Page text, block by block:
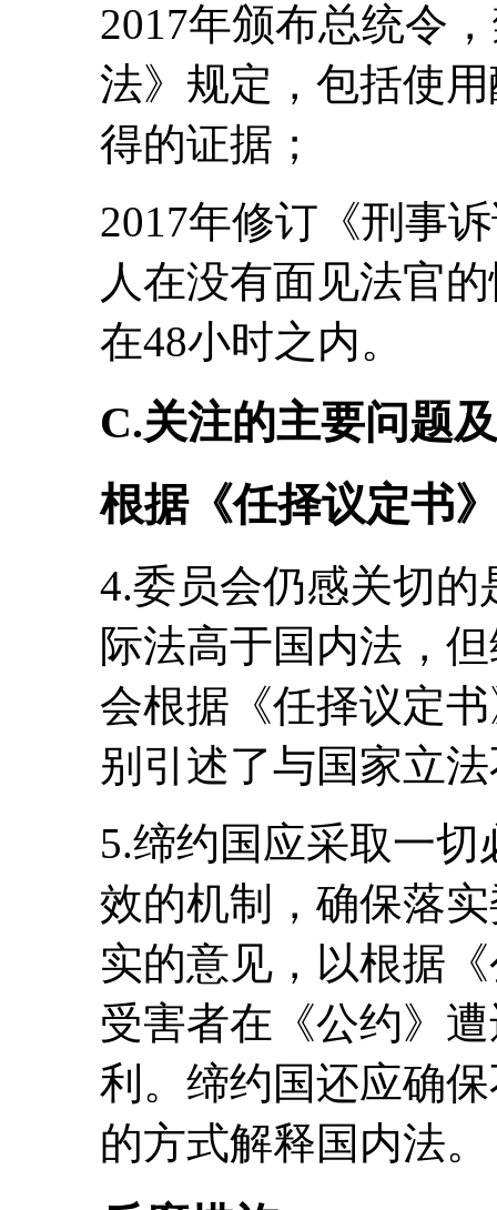
2017年颁布总统令
法》规定，包括使
得的证据；
2017年修订《刑事
人在没有面见法官
在48小时之内。
C.关注的主要问题
根据《任择议定书
4.委员会仍感关切
际法高于国内法，
会根据《任择议定
别引述了与国家立
5.缔约国应采取一
效的机制，确保落
实的意见，以根据
受害者在《公约》
利。缔约国还应确
的方式解释国内法。